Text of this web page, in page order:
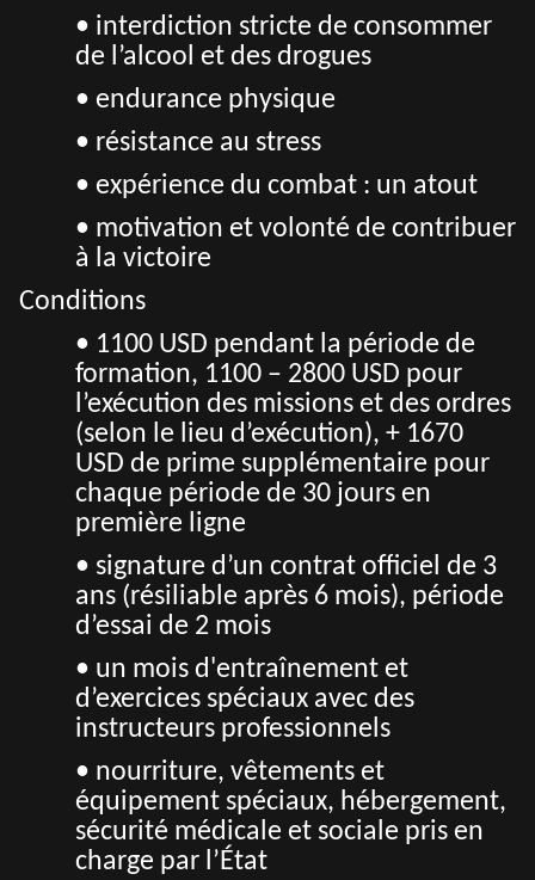
• interdiction stricte de consommer
de l’alcool et des drogues
• endurance physique
• résistance au stress
• expérience du combat : un atout
• motivation et volonté de contribuer
à la victoire
Conditions
• 1100 USD pendant la période de
formation, 1100 – 2800 USD pour
l’exécution des missions et des ordres
(selon le lieu d’exécution), + 1670
USD de prime supplémentaire pour
chaque période de 30 jours en
première ligne
• signature d’un contrat officiel de 3
ans (résiliable après 6 mois), période
d’essai de 2 mois
• un mois d'entraînement et
d’exercices spéciaux avec des
instructeurs professionnels
• nourriture, vêtements et
équipement spéciaux, hébergement,
sécurité médicale et sociale pris en
charge par l’État